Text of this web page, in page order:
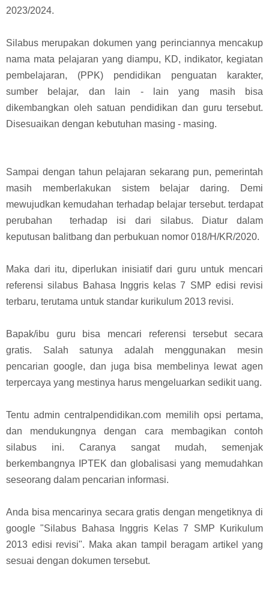
2023/2024.
Silabus merupakan dokumen yang perinciannya mencakup
nama mata pelajaran yang diampu, KD, indikator, kegiatan
pembelajaran, (PPK) pendidikan penguatan karakter,
sumber belajar, dan lain - lain yang masih bisa
dikembangkan oleh satuan pendidikan dan guru tersebut.
Disesuaikan dengan kebutuhan masing - masing.
Sampai dengan tahun pelajaran sekarang pun, pemerintah
masih memberlakukan sistem belajar daring. Demi
mewujudkan kemudahan terhadap belajar tersebut. terdapat
perubahan terhadap isi dari silabus. Diatur dalam
keputusan balitbang dan perbukuan nomor 018/H/KR/2020.
Maka dari itu, diperlukan inisiatif dari guru untuk mencari
referensi silabus Bahasa Inggris kelas 7 SMP edisi revisi
terbaru, terutama untuk standar kurikulum 2013 revisi.
Bapak/ibu guru bisa mencari referensi tersebut secara
gratis. Salah satunya adalah menggunakan mesin
pencarian google, dan juga bisa membelinya lewat agen
terpercaya yang mestinya harus mengeluarkan sedikit uang.
Tentu admin centralpendidikan.com memilih opsi pertama,
dan mendukungnya dengan cara membagikan contoh
silabus ini. Caranya sangat mudah, semenjak
berkembangnya IPTEK dan globalisasi yang memudahkan
seseorang dalam pencarian informasi.
Anda bisa mencarinya secara gratis dengan mengetiknya di
google "Silabus Bahasa Inggris Kelas 7 SMP Kurikulum
2013 edisi revisi". Maka akan tampil beragam artikel yang
sesuai dengan dokumen tersebut.